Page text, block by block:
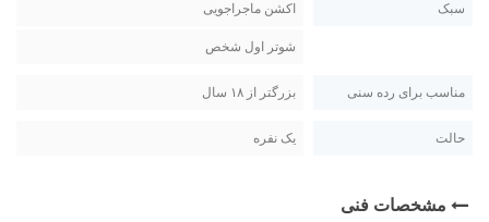
سبک اکشن ماجراجویی
شوتر اول شخص
مناسب برای رده سنی بزرگتر از ۱۸ سال
حالت یک نفره
مشخصات فنی